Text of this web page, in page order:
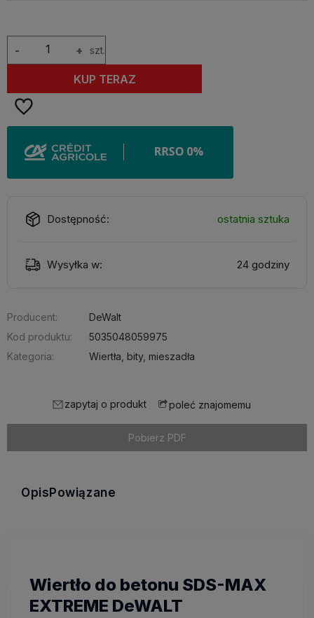
+
- szt.
KUP TERAZ
Dostępność: ostatnia sztuka
Wysyłka w: 24 godziny
Producent:
DeWalt
Kod produktu:
5035048059975
Kategoria:
Wiertła, bity, mieszadła
zapytaj o produkt poleć znajomemu
Pobierz PDF
Opis Powiązane
Wiertło do betonu SDS-MAX
EXTREME DeWALT